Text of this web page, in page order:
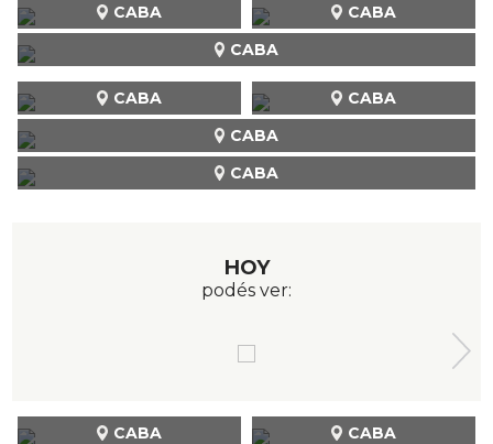
CABA
CABA CABA
CABA
CABA CABA
CABA
HOY
podés ver:
CABA CABA